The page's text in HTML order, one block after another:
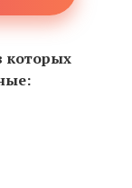
которых